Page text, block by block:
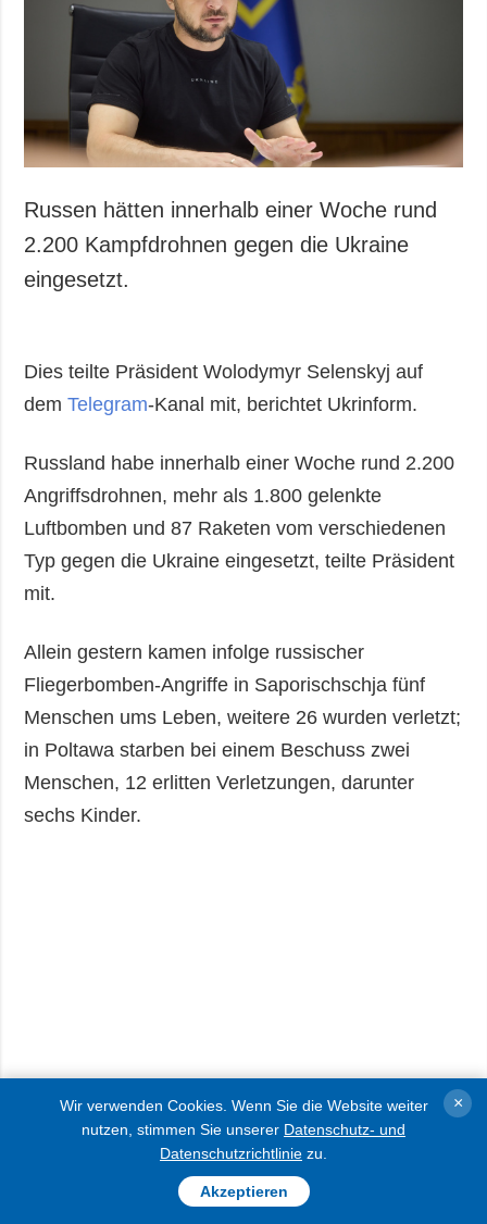
Russen hätten innerhalb einer Woche rund
2.200 Kampfdrohnen gegen die Ukraine
eingesetzt.
Dies teilte Präsident Wolodymyr Selenskyj auf
demTelegram-Kanal mit, berichtet Ukrinform.
Russland habe innerhalb einer Woche rund 2.200
Angriffsdrohnen, mehr als 1.800 gelenkte
Luftbomben und 87 Raketen vom verschiedenen
Typ gegen die Ukraine eingesetzt, teilte Präsident
mit.
Allein gestern kamen infolge russischer
Fliegerbomben-Angriffe in Saporischschja fünf
Menschen ums Leben, weitere 26 wurden verletzt;
in Poltawa starben bei einem Beschuss zwei
Menschen, 12 erlitten Verletzungen, darunter
sechs Kinder.
Wir verwenden Cookies. Wenn Sie die Website weiter
nutzen, stimmen Sie unserer Datenschutz- und
Datenschutzrichtlinie zu.
Akzeptieren
×